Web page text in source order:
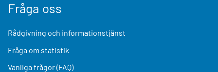
Fråga oss
Rådgivning och informationstjänst
Fråga om statistik
Vanliga frågor (FAQ)